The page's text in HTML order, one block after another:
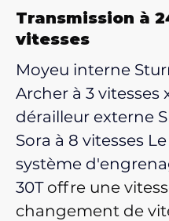
Transmission à
vitesses
Moyeu interne
Archer à 3 vitesses
dérailleur externe
Sora à 8 vitesses Le
système
30Toffre une
changement de